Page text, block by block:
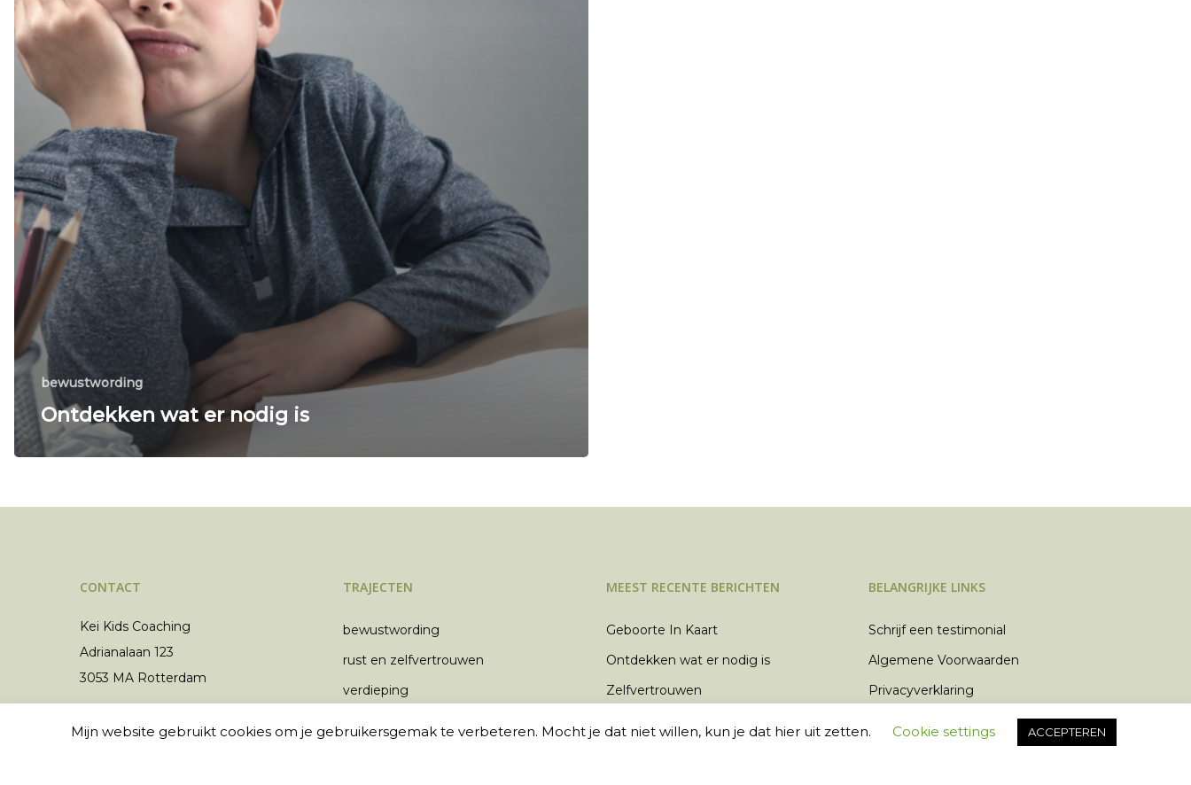
bewustwording
Ontdekken wat er nodig is
CONTACT
Kei Kids Coaching
Adrianalaan 123
3053 MA Rotterdam
IBAN: NL67 KNAB 0401658627
TRAJECTEN
bewustwording
rust en zelfvertrouwen
verdieping
MEEST RECENTE BERICHTEN
Geboorte In Kaart
Ontdekken wat er nodig is
Zelfvertrouwen
BELANGRIJKE LINKS
Schrijf een testimonial
Algemene Voorwaarden
Privacyverklaring
Mijn website gebruikt cookies om je gebruikersgemak te verbeteren. Mocht je dat niet willen, kun je dat hier uit zetten. Cookie settings ACCEPTEREN